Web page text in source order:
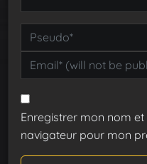
Enregistrer mon nom
navigateur pour mon